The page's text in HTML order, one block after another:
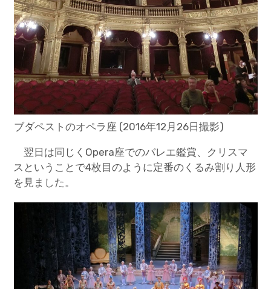
ブダペストのオペラ座 (2016年12月26日撮影)
翌日は同じくOpera座でのバレエ鑑賞、クリスマ
スということで4枚目のように定番のくるみ割り人形
を見ました。